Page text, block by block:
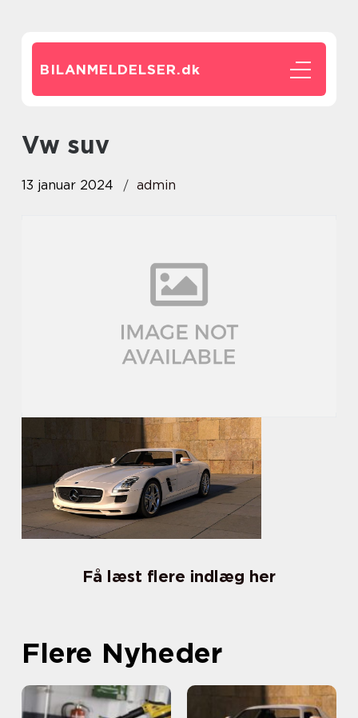
BILANMELDELSER.dk
vw suv
13 januar 2024 admin
Få læst flere indlæg her
Flere Nyheder